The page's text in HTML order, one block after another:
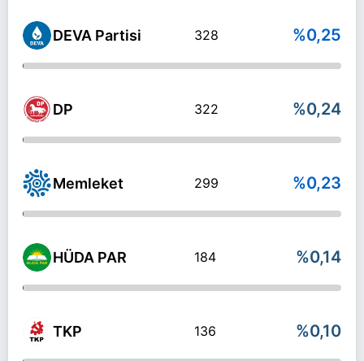
DEVA Partisi 328 %0,25
DP 322 %0,24
Memleket 299 %0,23
HÜDA PAR 184 %0,14
TKP 136 %0,10